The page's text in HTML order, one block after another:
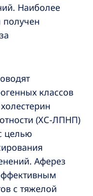
Наиболее
классов
(ХС-ЛПНП)
целью
Аферез
с тяжелой